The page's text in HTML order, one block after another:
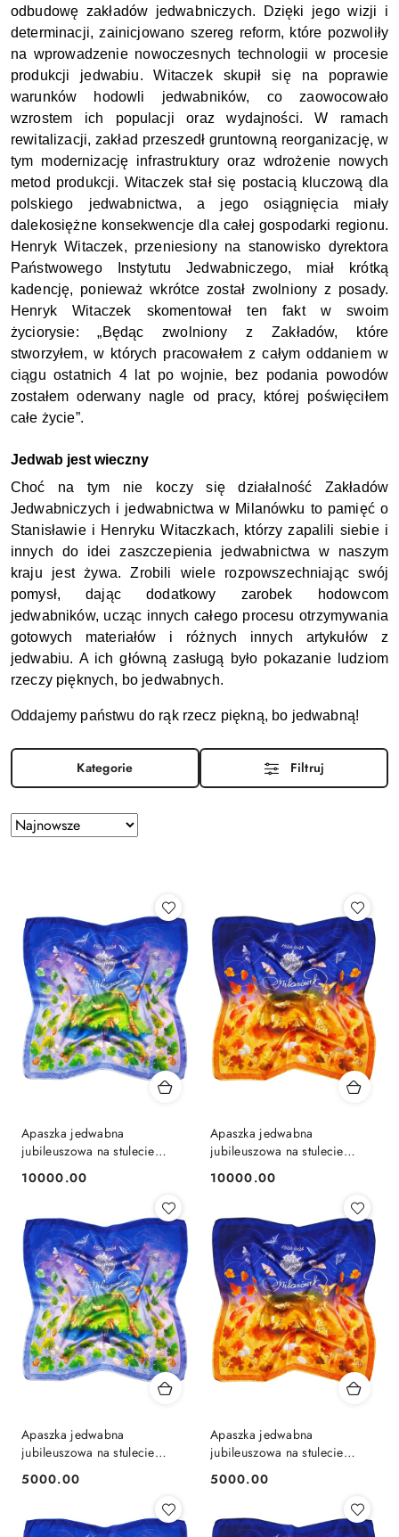
odbudowę zakładów jedwabniczych. Dzięki jego wizji i
determinacji, zainicjowano szereg reform, które pozwoliły
na wprowadzenie nowoczesnych technologii w procesie
produkcji jedwabiu. Witaczek skupił się na poprawie
warunków hodowli jedwabników, co zaowocowało
wzrostem ich populacji oraz wydajności. W ramach
rewitalizacji, zakład przeszedł gruntowną reorganizację, w
tym modernizację infrastruktury oraz wdrożenie nowych
metod produkcji. Witaczek stał się postacią kluczową dla
polskiego jedwabnictwa, a jego osiągnięcia miały
dalekosiężne konsekwencje dla całej gospodarki regionu.
Henryk Witaczek, przeniesiony na stanowisko dyrektora
Państwowego Instytutu Jedwabniczego, miał krótką
kadencję, ponieważ wkrótce został zwolniony z posady.
Henryk Witaczek skomentował ten fakt w swoim
życiorysie: „Będąc zwolniony z Zakładów, które
stworzyłem, w których pracowałem z całym oddaniem w
ciągu ostatnich 4 lat po wojnie, bez podania powodów
zostałem oderwany nagle od pracy, której poświęciłem
całe życie”.
Jedwab jest wieczny
Choć na tym nie koczy się działalność Zakładów
Jedwabniczych i jedwabnictwa w Milanówku to pamięć o
Stanisławie i Henryku Witaczkach, którzy zapalili siebie i
innych do idei zaszczepienia jedwabnictwa w naszym
kraju jest żywa. Zrobili wiele rozpowszechniając swój
pomysł, dając dodatkowy zarobek hodowcom
jedwabników, ucząc innych całego procesu otrzymywania
gotowych materiałów i różnych innych artykułów z
jedwabiu. A ich główną zasługą było pokazanie ludziom
rzeczy pięknych, bo jedwabnych.
Oddajemy państwu do rąk rzecz piękną, bo jedwabną!
Kategorie Filtruj
Zastosowano
sortowanie:
Sortuj
według
Apaszka jedwabna
jubileuszowa na stulecie
milanowskiego jedwabiu
88x88 cm AJ-1B
Cena:
10000.00
Apaszka jedwabna
jubileuszowa na stulecie
milanowskiego jedwabiu
88x88 cm AJ-1B
Cena:
10000.00
Apaszka jedwabna
jubileuszowa na stulecie
88x88 cm AJ-2A
Cena:
5000.00
Apaszka jedwabna
jubileuszowa na stulecie
88x88 cm AJ-2B
Cena:
5000.00